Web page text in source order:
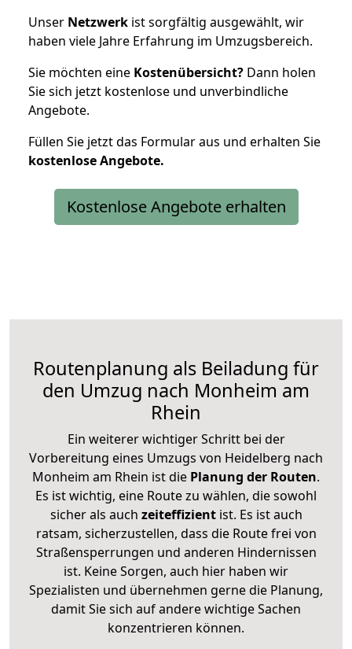
Unser Netzwerk ist sorgfältig ausgewählt, wir
haben viele Jahre Erfahrung im Umzugsbereich.
Sie möchten eine Kostenübersicht? Dann holen
Sie sich jetzt kostenlose und unverbindliche
Angebote.
Füllen Sie jetzt das Formular aus und erhalten Sie
kostenloseAngebote.
Kostenlose Angebote erhalten
Routenplanung als Beiladung für
den Umzug nach Monheim am
Rhein
Ein weiterer wichtiger Schritt bei der
Vorbereitung eines Umzugs von Heidelberg nach
Monheim am Rhein ist die Planung der Routen.
Es ist wichtig, eine Route zu wählen, die sowohl
sicher als auch zeiteffizientist. Es ist auch
ratsam, sicherzustellen, dass die Route frei von
Straßensperrungen und anderen Hindernissen
ist. Keine Sorgen, auch hier haben wir
Spezialisten und übernehmen gerne die Planung,
damit Sie sich auf andere wichtige Sachen
konzentrieren können.